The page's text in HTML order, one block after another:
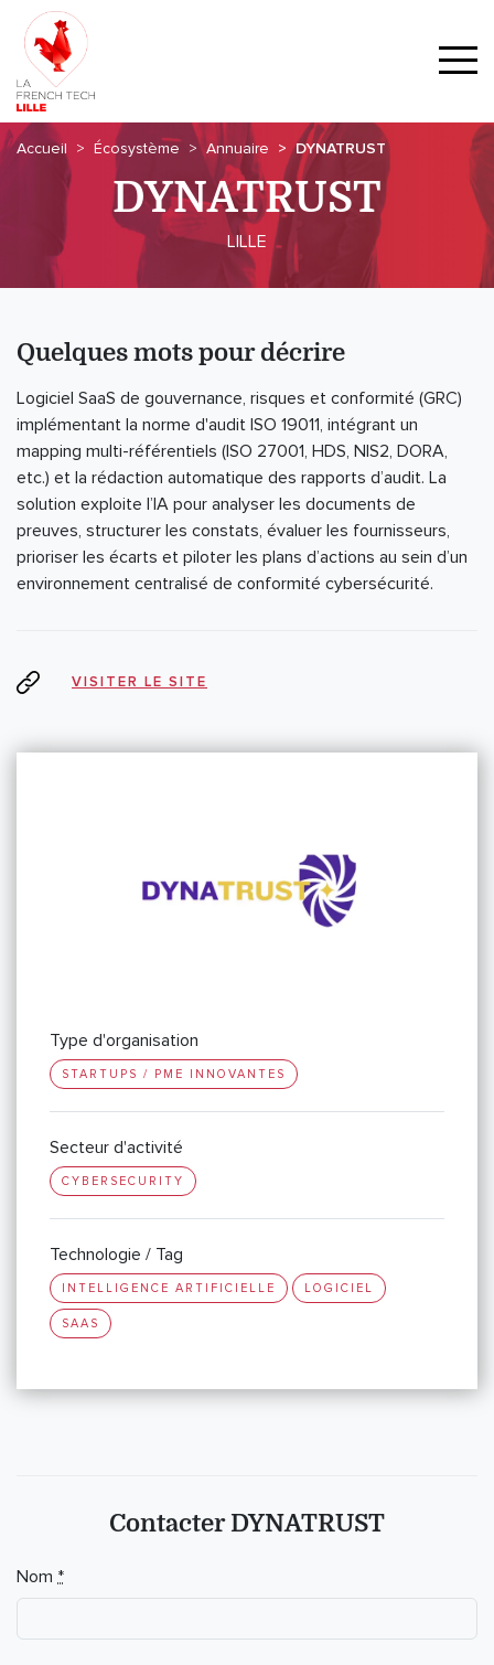
Accueil Écosystème Annuaire DYNATRUST
DYNATRUST
LILLE
Quelques mots pour décrire
Logiciel SaaS de gouvernance, risques et conformité (GRC)
implémentant la norme d'audit ISO 19011, intégrant un
mapping multi-référentiels (ISO 27001, HDS, NIS2, DORA,
etc.) et la rédaction automatique des rapports d’audit. La
solution exploite l’IA pour analyser les documents de
preuves, structurer les constats, évaluer les fournisseurs,
prioriser les écarts et piloter les plans d’actions au sein d’un
environnement centralisé de conformité cybersécurité.
VISITER LE SITE
Type d'organisation
STARTUPS / PME INNOVANTES
Secteur d'activité
CYBERSECURITY
Technologie / Tag
INTELLIGENCE ARTIFICIELLE LOGICIEL
SAAS
Contacter DYNATRUST
Nom *